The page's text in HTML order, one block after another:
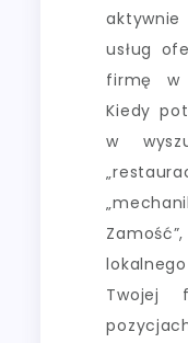
aktywnie
usług
firmę w
Kiedy
w
Twojej